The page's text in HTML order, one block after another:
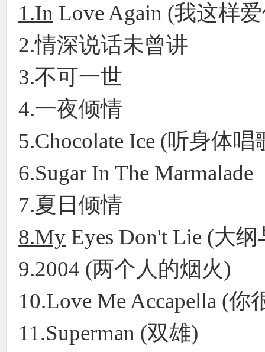
1.In Love Again (我这样
2.情深说话未曾讲
3.不可一世
4.一夜倾情
5.Chocolate Ice (听身体
6.Sugar In The
7.夏日倾情
8.My Eyes Don't Lie (大
9.2004 (两个人的烟火)
10.Love Me Accapella (
11.Superman (双雄)